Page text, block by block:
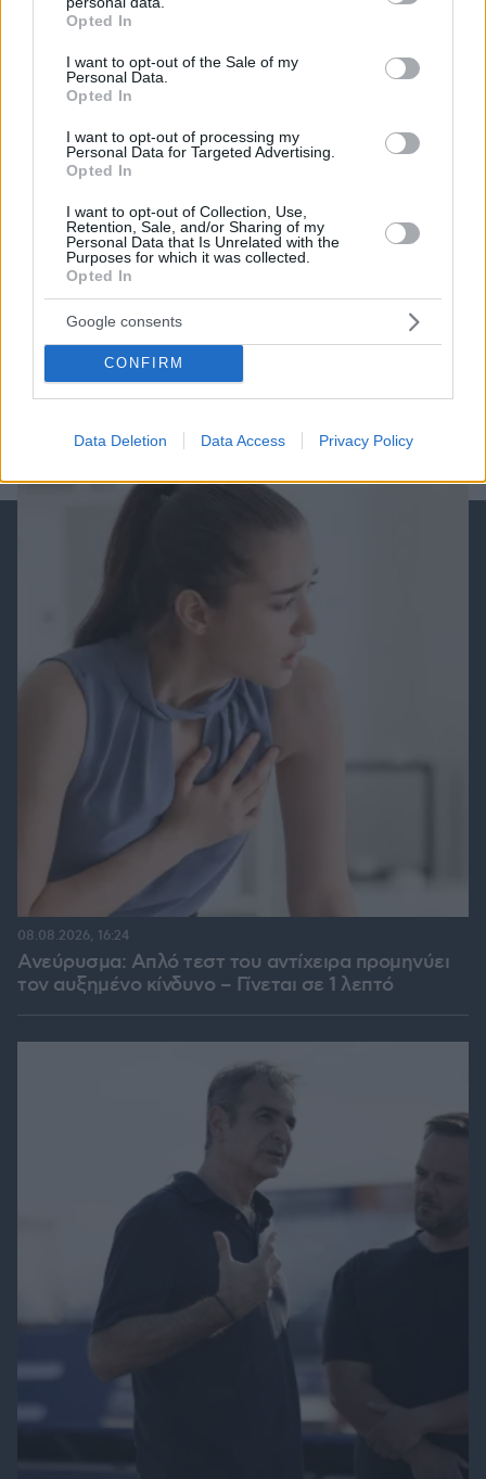
grant or deny consent to Google and its third-party tags to
use your data for below specified purposes in below Google
consent section.
Opted In
I want to opt-out of the Sale of my
Personal Data.
Opted In
I want to opt-out of processing my
Personal Data for Targeted Advertising.
Opted In
I want to opt-out of Collection, Use,
Retention, Sale, and/or Sharing of my
Personal Data that Is Unrelated with the
Purposes for which it was collected.
Opted In
Google consents
CONFIRM
Data Deletion Data Access Privacy Policy
Games
Cut The Rope Candy
Best of Network
Ανεύρυσμα: Απλό τεστ του αντίχειρα προμηνύει
τον αυξημένο κίνδυνο – Γίνεται σε 1 λεπτό
08.08.2026, 16:24